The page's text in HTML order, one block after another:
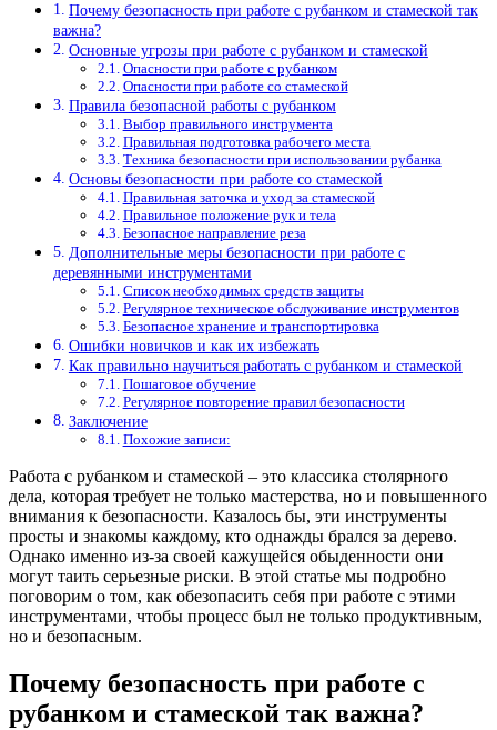
Почему безопасность при работе с рубанком и стамеской так
важна?
Основные угрозы при работе с рубанком и стамеской
Опасности при работе с рубанком
Опасности при работе со стамеской
Правила безопасной работы с рубанком
Выбор правильного инструмента
Правильная подготовка рабочего места
Техника безопасности при использовании рубанка
Основы безопасности при работе со стамеской
Правильная заточка и уход за стамеской
Правильное положение рук и тела
Безопасное направление реза
Дополнительные меры безопасности при работе с
деревянными инструментами
Список необходимых средств защиты
Регулярное техническое обслуживание инструментов
Безопасное хранение и транспортировка
Ошибки новичков и как их избежать
Как правильно научиться работать с рубанком и стамеской
Пошаговое обучение
Регулярное повторение правил безопасности
Заключение
Похожие записи:
Работа с рубанком и стамеской – это классика столярного
дела, которая требует не только мастерства, но и повышенного
внимания к безопасности. Казалось бы, эти инструменты
просты и знакомы каждому, кто однажды брался за дерево.
Однако именно из-за своей кажущейся обыденности они
могут таить серьезные риски. В этой статье мы подробно
поговорим о том, как обезопасить себя при работе с этими
инструментами, чтобы процесс был не только продуктивным,
но и безопасным.
Почему безопасность при работе с
рубанком и стамеской так важна?